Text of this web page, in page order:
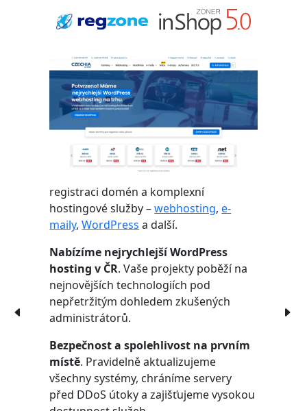
registraci domén a komplexní
hostingové služby –webhosting,e-
maily,WordPress a další.
Nabízíme nejrychlejší WordPress
hosting v ČR. Vaše projekty poběží na
nejnovějších technologiích pod
nepřetržitým dohledem zkušených
administrátorů.
Bezpečnost a spolehlivost na prvním
místě. Pravidelně aktualizujeme
všechny systémy, chráníme servery
před DDoS útoky a zajišťujeme vysokou